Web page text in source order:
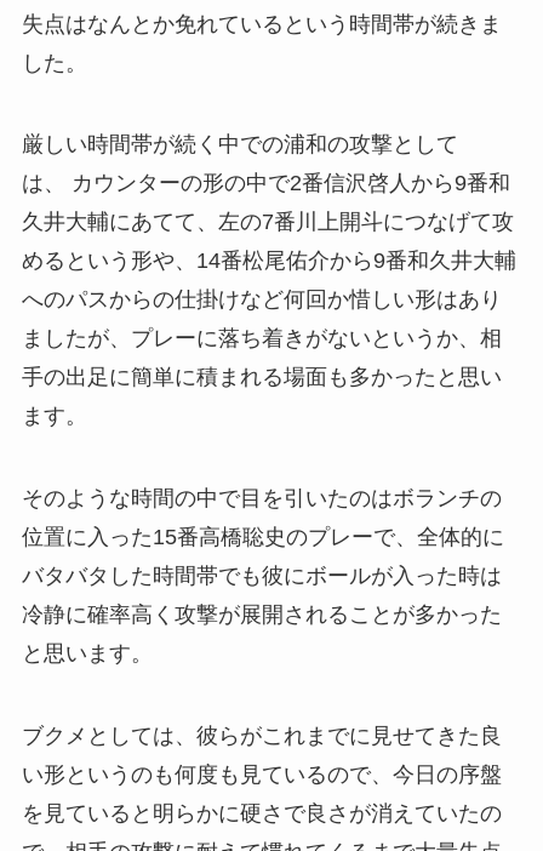
失点はなんとか免れているという時間帯が続きま
した。
厳しい時間帯が続く中での浦和の攻撃として
は、 カウンターの形の中で2番信沢啓人から9番和
久井大輔にあてて、左の7番川上開斗につなげて攻
めるという形や、14番松尾佑介から9番和久井大輔
へのパスからの仕掛けなど何回か惜しい形はあり
ましたが、プレーに落ち着きがないというか、相
手の出足に簡単に積まれる場面も多かったと思い
ます。
そのような時間の中で目を引いたのはボランチの
位置に入った15番高橋聡史のプレーで、全体的に
バタバタした時間帯でも彼にボールが入った時は
冷静に確率高く攻撃が展開されることが多かった
と思います。
ブクメとしては、彼らがこれまでに見せてきた良
い形というのも何度も見ているので、今日の序盤
を見ていると明らかに硬さで良さが消えていたの